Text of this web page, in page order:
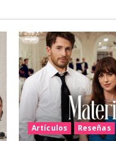
Artículos Reseñas